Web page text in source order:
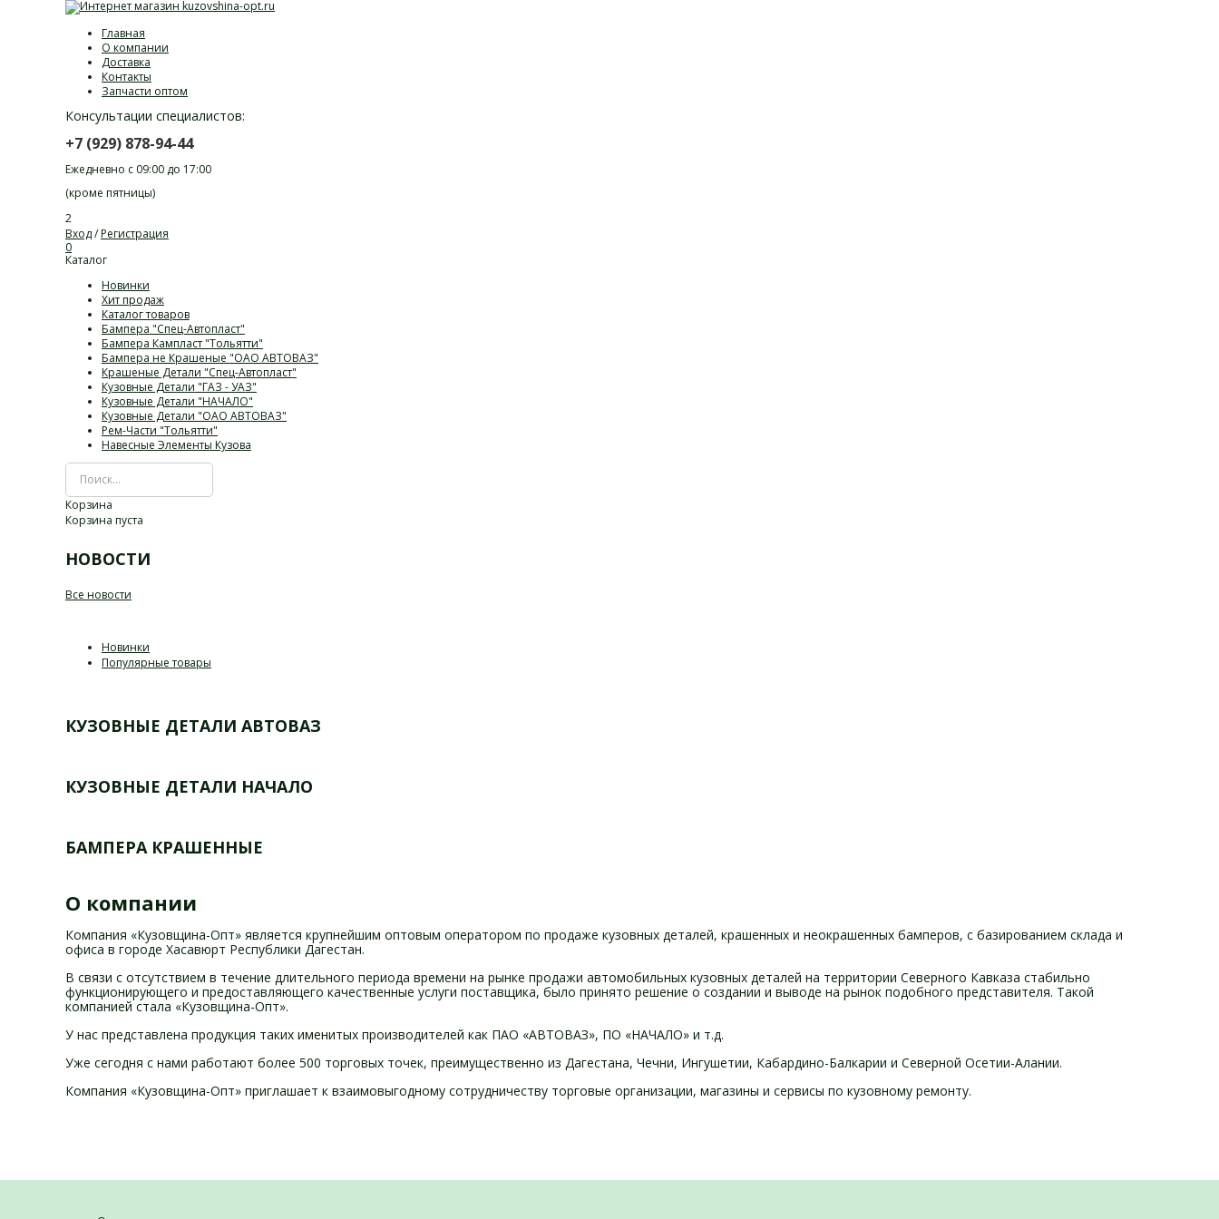
Главная
О компании
Доставка
Контакты
Запчасти оптом
Консультации специалистов:
+7 (929) 878-94-44
Ежедневно с 09:00 до 17:00
(кроме пятницы)
2
Вход/Регистрация
0
Каталог
Новинки
Хит продаж
Каталог товаров
Бампера "Спец-Автопласт"
Бампера Кампласт "Тольятти"
Бампера не Крашеные "ОАО АВТОВАЗ"
Крашеные Детали "Спец-Автопласт"
Кузовные Детали "ГАЗ - УАЗ"
Кузовные Детали "НАЧАЛО"
Кузовные Детали "ОАО АВТОВАЗ"
Рем-Части "Тольятти"
Навесные Элементы Кузова
Корзина
Корзина пуста
НОВОСТИ
Все новости
Новинки
Популярные товары
КУЗОВНЫЕ ДЕТАЛИ АВТОВАЗ
КУЗОВНЫЕ ДЕТАЛИ НАЧАЛО
БАМПЕРА КРАШЕННЫЕ
О компании
Компания «Кузовщина-Опт» является крупнейшим оптовым оператором по продаже кузовных деталей, крашенных и неокрашенных бамперов, с базированием склада и
офиса в городе Хасавюрт Республики Дагестан.
В связи c отсутствием в течение длительного периода времени на рынке продажи автомобильных кузовных деталей на территории Северного Кавказа стабильно
функционирующего и предоставляющего качественные услуги поставщика, было принято решение о создании и выводе на рынок подобного представителя. Такой
компанией стала «Кузовщина-Опт».
У нас представлена продукция таких именитых производителей как ПАО «АВТОВАЗ», ПО «НАЧАЛО» и т.д.
Уже сегодня с нами работают более 500 торговых точек, преимущественно из Дагестана, Чечни, Ингушетии, Кабардино-Балкарии и Северной Осетии-Алании.
Компания «Кузовщина-Опт» приглашает к взаимовыгодному сотрудничеству торговые организации, магазины и сервисы по кузовному ремонту.